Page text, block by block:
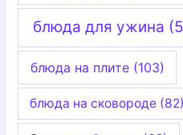
блюда для ужина
блюда на плите(103)
блюда на сковороде (82)